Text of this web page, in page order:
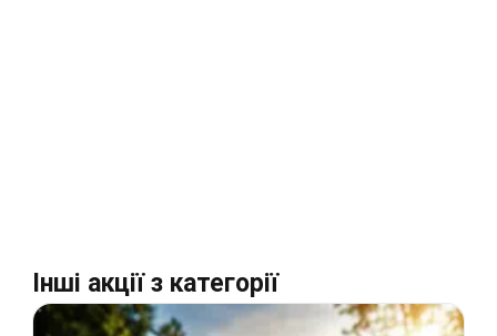
Інші акції з категорії